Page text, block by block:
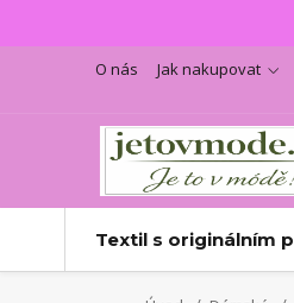
O nás Jak nakupovat
Textil s originálním